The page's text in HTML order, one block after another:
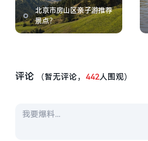
北京市房山区亲子游推荐
景点？
评论 （暂无评论， 442人围观）